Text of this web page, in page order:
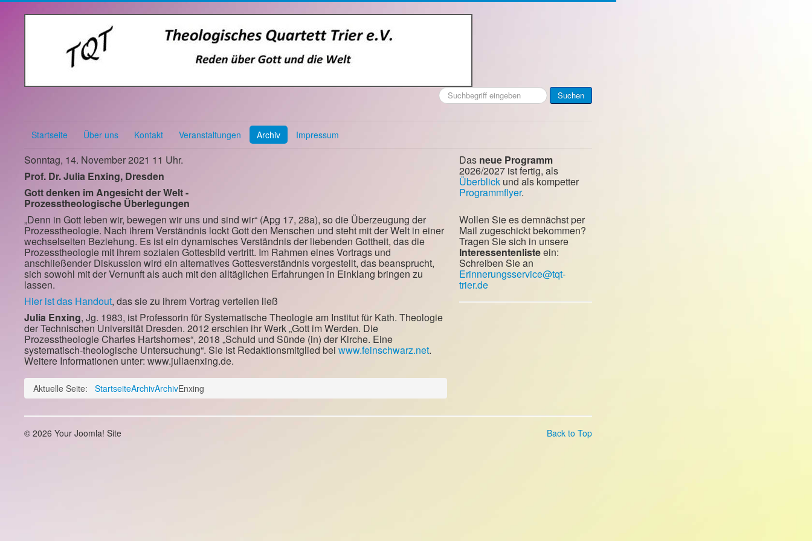
Suchen
...
Suchen
Startseite Über uns Kontakt Veranstaltungen Archiv Impressum
Sonntag, 14. November 2021 11 Uhr.
Prof. Dr. Julia Enxing, Dresden
Gott denken im Angesicht der Welt -
Prozesstheologische Überlegungen
„Denn in Gott leben wir, bewegen wir uns und sind wir“ (Apg 17, 28a), so die Überzeugung der
Prozesstheologie. Nach ihrem Verständnis lockt Gott den Menschen und steht mit der Welt in einer
wechselseiten Beziehung. Es ist ein dynamisches Verständnis der liebenden Gottheit, das die
Prozesstheologie mit ihrem sozialen Gottesbild vertritt. Im Rahmen eines Vortrags und
anschließender Diskussion wird ein alternatives Gottesverständnis vorgestellt, das beansprucht,
sich sowohl mit der Vernunft als auch mit den alltäglichen Erfahrungen in Einklang bringen zu
lassen.
Hier ist das Handout, das sie zu ihrem Vortrag verteilen ließ
Julia Enxing, Jg. 1983, ist Professorin für Systematische Theologie am Institut für Kath. Theologie
der Technischen Universität Dresden. 2012 erschien ihr Werk „Gott im Werden. Die
Prozesstheologie Charles Hartshornes“, 2018 „Schuld und Sünde (in) der Kirche. Eine
systematisch-theologische Untersuchung“. Sie ist Redaktionsmitglied bei www.feinschwarz.net.
Weitere Informationen unter: www.juliaenxing.de.
Aktuelle Seite: StartseiteArchivArchivEnxing
Das neue Programm
2026/2027 ist fertig, als
Überblick und als kompetter
Programmflyer.
Wollen Sie es demnächst per
Mail zugeschickt bekommen?
Tragen Sie sich in unsere
Interessentenlisteein:
Schreiben Sie an
Erinnerungsservice@tqt-
trier.de
Back to Top
© 2026 Your Joomla! Site